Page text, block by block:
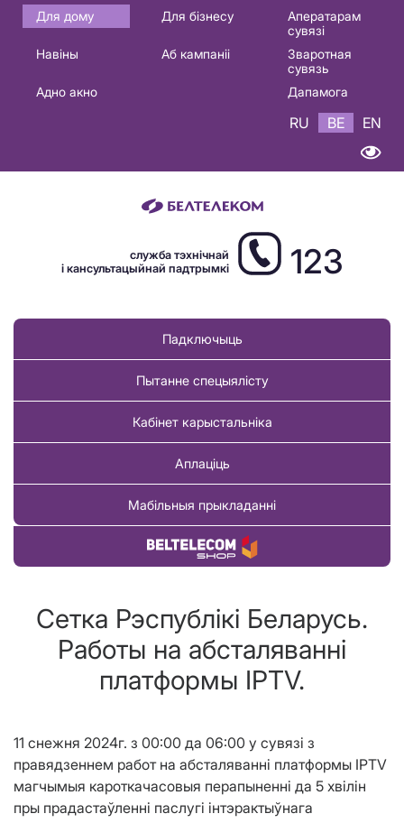
Основная
навигация
Для дому Для бізнесу
Аператарам
сувязі
Навіны
Аб кампаніі
Зваротная
сувязь
Адно акно
Дапамога
RU BE EN
служба тэхнічнай
і кансультацыйнай падтрымкі
123
Падключыць
Пытанне спецыялісту
Кабінет карыстальніка
Аплаціць
Мабільныя прыкладанні
Купіць тавар
Сетка Рэспублікі Беларусь.
Работы на абсталяванні
платформы IPTV.
11 снежня 2024г. з 00:00 да 06:00 у сувязі з
правядзеннем работ на абсталяванні платформы IPTV
магчымыя кароткачасовыя перапыненні да 5 хвілін
пры прадастаўленні паслугі інтэрактыўнага